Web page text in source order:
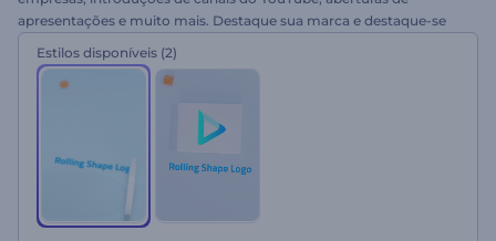
apresentações e muito mais. Destaque sua marca e destaque-se
Estilos disponíveis (2)